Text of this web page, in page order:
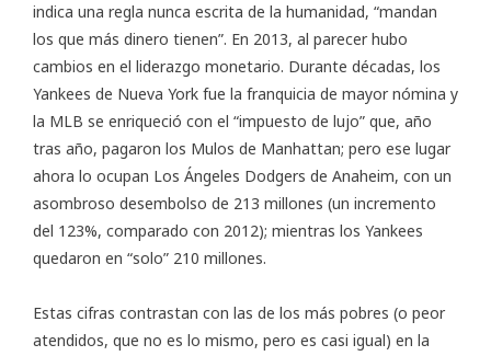
indica una regla nunca escrita de la humanidad, “mandan
los que más dinero tienen”. En 2013, al parecer hubo
cambios en el liderazgo monetario. Durante décadas, los
Yankees de Nueva York fue la franquicia de mayor nómina y
la MLB se enriqueció con el “impuesto de lujo” que, año
tras año, pagaron los Mulos de Manhattan; pero ese lugar
ahora lo ocupan Los Ángeles Dodgers de Anaheim, con un
asombroso desembolso de 213 millones (un incremento
del 123%, comparado con 2012); mientras los Yankees
quedaron en “solo” 210 millones.
Estas cifras contrastan con las de los más pobres (o peor
atendidos, que no es lo mismo, pero es casi igual) en la